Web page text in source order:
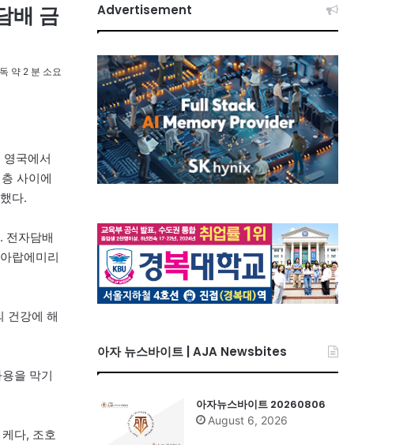
배 금
약 2 분 소요
국에서
사이에
다.
전자담배
랍에미리
건강에 해
을 막기
다, 조호
Advertisement
아자 뉴스바이트 | AJA Newsbites
아자뉴스바이트 20260806
August 6, 2026